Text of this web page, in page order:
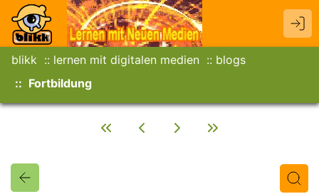
blikk lernen mit digitalen medien
blogs
Fortbildung